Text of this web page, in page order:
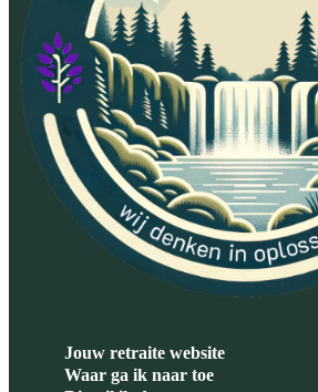
Jouw retraite website
Waar ga ik naar toe